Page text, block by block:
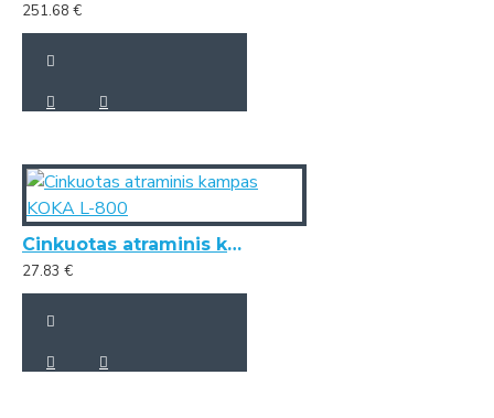
251.68 €
Cinkuotas atraminis kampas KOKA L-800
27.83 €